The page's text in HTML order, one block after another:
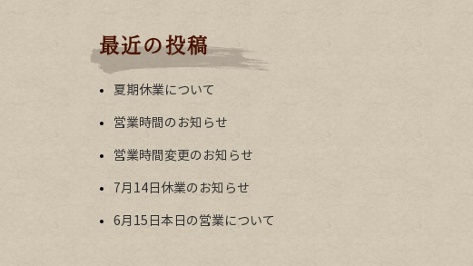
最近の投稿
夏期休業について
営業時間のお知らせ
営業時間変更のお知らせ
7月14日休業のお知らせ
6月15日本日の営業について